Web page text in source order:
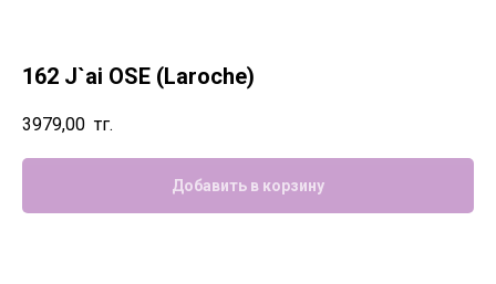
162 J`ai OSE (Laroche)
3979,00 тг.
Добавить в корзину